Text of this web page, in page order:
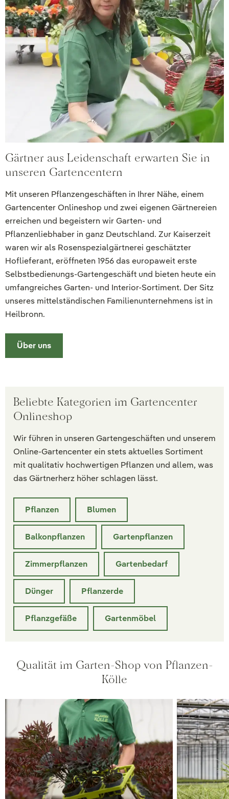
Gärtner aus Leidenschaft erwarten Sie in
unseren Gartencentern
Mit unseren Pflanzengeschäften in Ihrer Nähe, einem
Gartencenter Onlineshop und zwei eigenen Gärtnereien
erreichen und begeistern wir Garten- und
Pflanzenliebhaber in ganz Deutschland. Zur Kaiserzeit
waren wir als Rosenspezialgärtnerei geschätzter
Hoflieferant, eröffneten 1956 das europaweit erste
Selbstbedienungs-Gartengeschäft und bieten heute ein
umfangreiches Garten- und Interior-Sortiment. Der Sitz
unseres mittelständischen Familienunternehmens ist in
Heilbronn.
Über uns
Beliebte Kategorien im Gartencenter
Onlineshop
Wir führen in unseren Gartengeschäften und unserem
Online-Gartencenter ein stets aktuelles Sortiment
mit qualitativ hochwertigen Pflanzen und allem, was
das Gärtnerherz höher schlagen lässt.
Pflanzen Blumen
Balkonpflanzen Gartenpflanzen
Zimmerpflanzen Gartenbedarf
Dünger Pflanzerde
Pflanzgefäße Gartenmöbel
Qualität im Garten-Shop von Pflanzen-
Kölle